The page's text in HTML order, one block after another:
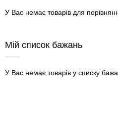
У Вас немає товарів для
Мій список бажань
У Вас немає товарів у списку